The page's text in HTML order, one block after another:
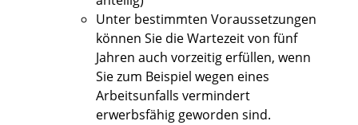
Unter bestimmten Voraussetzungen
können Sie die Wartezeit von fünf
Jahren auch vorzeitig erfüllen, wenn
Siezum Beispiel wegen eines
Arbeitsunfalls vermindert
erwerbsfähig geworden sind.